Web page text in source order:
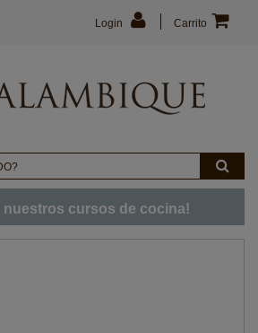
Carrito
Login
nuestros cursos de cocina!